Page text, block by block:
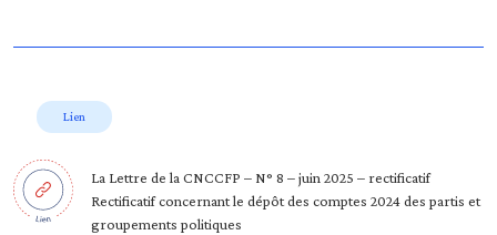
Lien
La Lettre de la CNCCFP – N° 8 – juin 2025 – rectificatif
Rectificatif concernant le dépôt des comptes 2024 des partis et
groupements politiques